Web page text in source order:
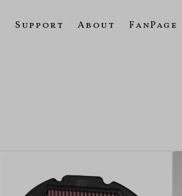
Support About FanPage